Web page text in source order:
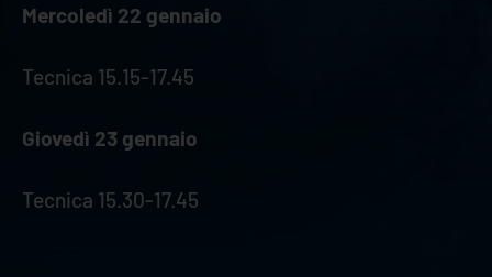
Mercoledì 22 gennaio
Tecnica 15.15-17.45
Giovedì 23 gennaio
Tecnica 15.30-17.45